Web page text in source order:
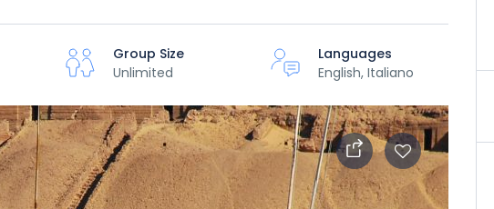
Group Size
Unlimited
Languages
English, Italiano